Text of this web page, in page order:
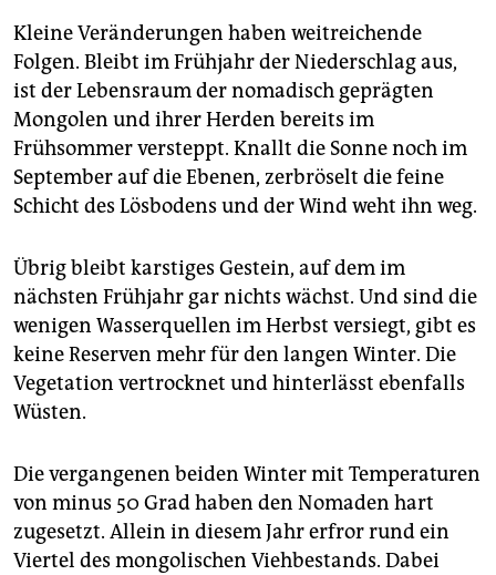
die Vorkommen von Kupfer, Gold, Kohle und seltenen
Erden. Deutschland hat 2011 mit der Mongolei ein
Rohstoffabkommen abgeschlossen.
Kleine Veränderungen haben weitreichende
Folgen. Bleibt im Frühjahr der Niederschlag aus,
ist der Lebensraum der nomadisch geprägten
Mongolen und ihrer Herden bereits im
Frühsommer versteppt. Knallt die Sonne noch im
September auf die Ebenen, zerbröselt die feine
Schicht des Lösbodens und der Wind weht ihn weg.
Übrig bleibt karstiges Gestein, auf dem im
nächsten Frühjahr gar nichts wächst. Und sind die
wenigen Wasserquellen im Herbst versiegt, gibt es
keine Reserven mehr für den langen Winter. Die
Vegetation vertrocknet und hinterlässt ebenfalls
Wüsten.
Die vergangenen beiden Winter mit Temperaturen
von minus 50 Grad haben den Nomaden hart
zugesetzt. Allein in diesem Jahr erfror rund ein
Viertel des mongolischen Viehbestands. Dabei